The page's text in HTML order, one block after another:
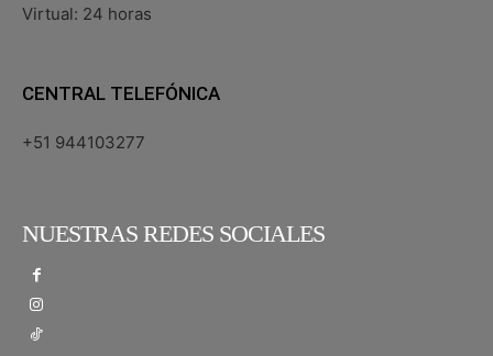
Virtual: 24 horas
CENTRAL TELEFÓNICA
+51 944103277
NUESTRAS REDES SOCIALES